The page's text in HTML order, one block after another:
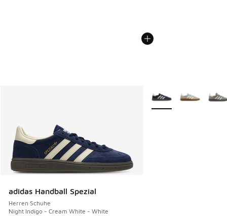
adidas Handball Spezial
Herren Schuhe
Night Indigo - Cream White - White
Weitere Farben